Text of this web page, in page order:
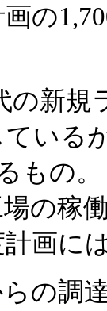
の
新規
いる
もの
の稼
画に
の調